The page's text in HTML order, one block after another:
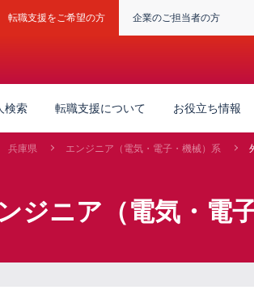
転職支援をご希望の方 企業のご担当者の方
検索 転職支援について お役立ち情報
兵庫県 エンジニア（電気・電子・機械）系
ジニア（電気・電